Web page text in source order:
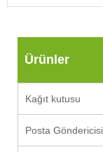
Ürünler
Kağıt kutusu
Posta Göndericisi